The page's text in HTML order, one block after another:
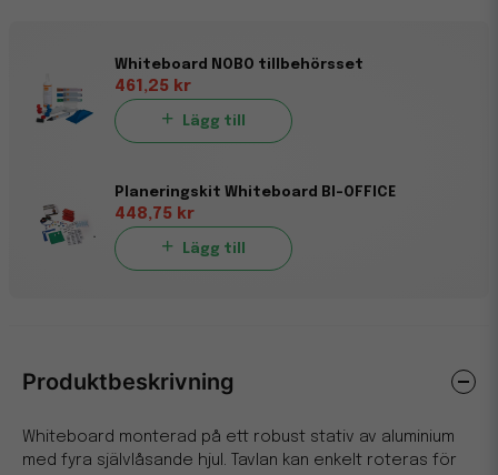
Whiteboard NOBO tillbehörsset
461,25 kr
Lägg till
Planeringskit Whiteboard BI-OFFICE
448,75 kr
Lägg till
Produktbeskrivning
Whiteboard monterad på ett robust stativ av aluminium
med fyra självlåsande hjul. Tavlan kan enkelt roteras för